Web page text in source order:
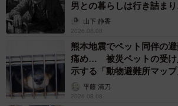
男との暮らしは行き詰ま
から】山下 静香
2026.08.08
熊本地震でペット同伴の
痛め… 被災ペットの受け
示する「動物避難所マッ
平藤 清刀
2026.08.08